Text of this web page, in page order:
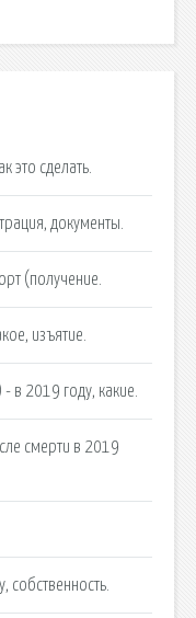
это сделать.
документы.
(получение.
изъятие.
в 2019 году, какие.
смерти в 2019